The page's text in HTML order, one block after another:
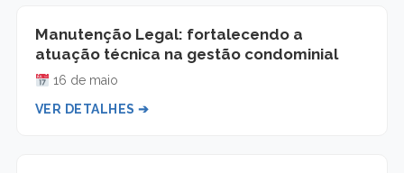
Manutenção Legal: fortalecendo a
atuação técnica na gestão condominial
16 de maio
VER DETALHES ➔